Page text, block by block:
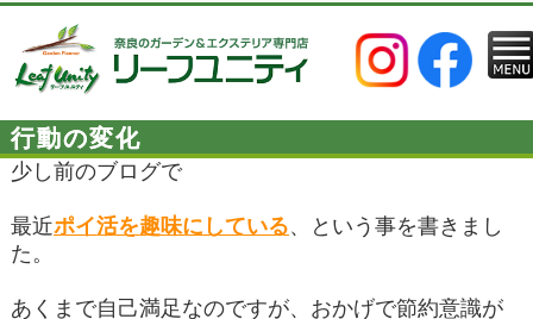
行動の変化
少し前のブログで
最近ポイ活を趣味にしている、という事を書きまし
た。
あくまで自己満足なのですが、おかげで節約意識が